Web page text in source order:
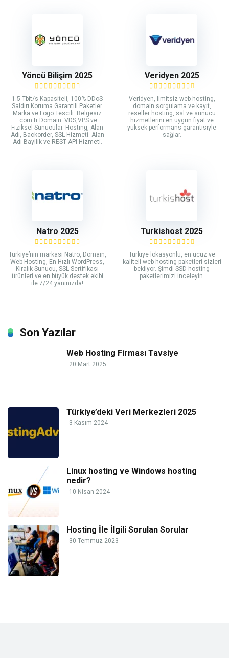
Yöncü Bilişim 2025
1.5 Tbit/s Kapasiteli, 100% DDoS
Saldırı Koruma Garantili Paketler.
Marka ve Logo Tescili. Belgesiz
.com.tr Domain. VDS,VPS ve
Fiziksel Sunucular. Hosting, Alan
Adı, Backorder, SSL Hizmeti. Alan
Adı Bayilik ve REST API Hizmeti.
Veridyen 2025
Veridyen, limitsiz web hosting,
domain sorgulama ve kayıt,
reseller hosting, ssl ve sunucu
hizmetlerini en uygun fiyat ve
yüksek performans garantisiyle
sağlar.
Natro 2025
Türkiye’nin markası Natro, Domain,
Web Hosting, En Hızlı WordPress,
Kiralık Sunucu, SSL Sertifikası
ürünleri ve en büyük destek ekibi
ile 7/24 yanınızda!
Turkishost 2025
Türkiye lokasyonlu, en ucuz ve
kaliteli web hosting paketleri sizleri
bekliyor. Şimdi SSD hosting
paketlerimizi inceleyin.
Son Yazılar
Web Hosting Firması Tavsiye
20 Mart 2025
Türkiye’deki Veri Merkezleri 2025
3 Kasım 2024
Linux hosting ve Windows hosting
nedir?
10 Nisan 2024
Hosting İle İlgili Sorulan Sorular
30 Temmuz 2023